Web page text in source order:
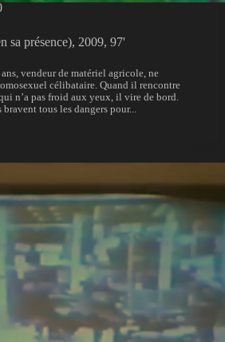
sa présence), 2009, 97'
vendeur de matériel agricole, ne
célibataire. Quand il rencontre
n’a pas froid aux yeux, il vire de bord.
bravent tous les dangers pour...